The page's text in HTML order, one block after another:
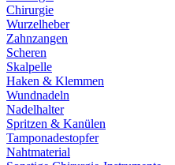
Chirurgie
Wurzelheber
Zahnzangen
Scheren
Skalpelle
Haken & Klemmen
Wundnadeln
Nadelhalter
Spritzen & Kanülen
Tamponadestopfer
Nahtmaterial